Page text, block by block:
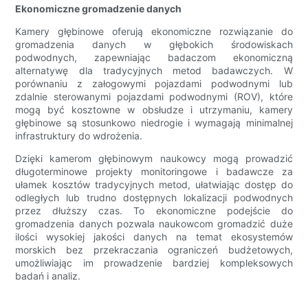
Ekonomiczne gromadzenie danych
Kamery głębinowe oferują ekonomiczne rozwiązanie do
gromadzenia danych w głębokich środowiskach
podwodnych, zapewniając badaczom ekonomiczną
alternatywę dla tradycyjnych metod badawczych. W
porównaniu z załogowymi pojazdami podwodnymi lub
zdalnie sterowanymi pojazdami podwodnymi (ROV), które
mogą być kosztowne w obsłudze i utrzymaniu, kamery
głębinowe są stosunkowo niedrogie i wymagają minimalnej
infrastruktury do wdrożenia.
Dzięki kamerom głębinowym naukowcy mogą prowadzić
długoterminowe projekty monitoringowe i badawcze za
ułamek kosztów tradycyjnych metod, ułatwiając dostęp do
odległych lub trudno dostępnych lokalizacji podwodnych
przez dłuższy czas. To ekonomiczne podejście do
gromadzenia danych pozwala naukowcom gromadzić duże
ilości wysokiej jakości danych na temat ekosystemów
morskich bez przekraczania ograniczeń budżetowych,
umożliwiając im prowadzenie bardziej kompleksowych
badań i analiz.